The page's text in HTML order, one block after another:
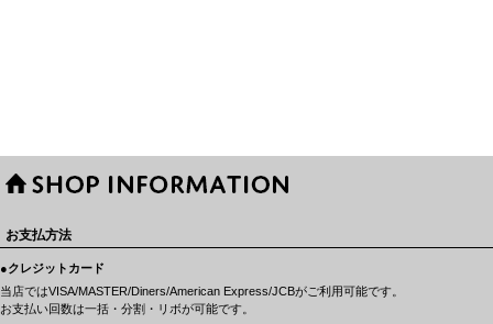
お支払方法
●クレジットカード
当店ではVISA/MASTER/Diners/American Express/JCBがご利用可能です。
お支払い回数は一括・分割・リボが可能です。